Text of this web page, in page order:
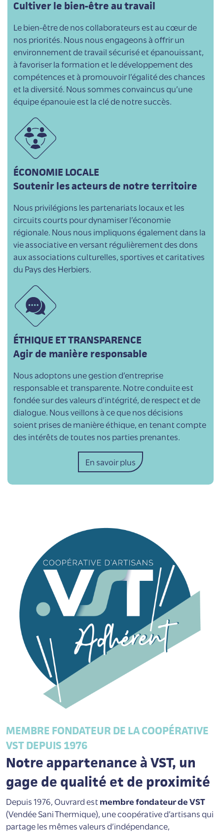
Cultiver le bien-être au travail
Le bien-être de nos collaborateurs est au cœur de
nos priorités. Nous nous engageons à offrir un
environnement de travail sécurisé et épanouissant,
à favoriser la formation et le développement des
compétences et à promouvoir l’égalité des chances
et la diversité. Nous sommes convaincus qu’une
équipe épanouie est la clé de notre succès.
ÉCONOMIE LOCALE
Soutenir les acteurs de notre territoire
Nous privilégions les partenariats locaux et les
circuits courts pour dynamiser l’économie
régionale. Nous nous impliquons également dans la
vie associative en versant régulièrement des dons
aux associations culturelles, sportives et caritatives
du Pays des Herbiers.
ÉTHIQUE ET TRANSPARENCE
Agir de manière responsable
Nous adoptons une gestion d’entreprise
responsable et transparente. Notre conduite est
fondée sur des valeurs d’intégrité, de respect et de
dialogue. Nous veillons à ce que nos décisions
soient prises de manière éthique, en tenant compte
des intérêts de toutes nos parties prenantes.
En savoir plus
MEMBRE FONDATEUR DE LA COOPÉRATIVE
VST DEPUIS 1976
Notre appartenance à VST, un
gage de qualité et de proximité
Depuis 1976, Ouvrard estmembre fondateur de VST
(Vendée Sani Thermique), une coopérative d’artisans qui
partage les mêmes valeurs d’indépendance,